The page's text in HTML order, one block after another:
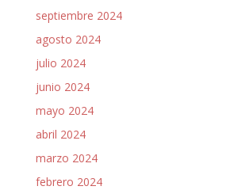
septiembre 2024
agosto 2024
julio 2024
junio 2024
mayo 2024
abril 2024
marzo 2024
febrero 2024